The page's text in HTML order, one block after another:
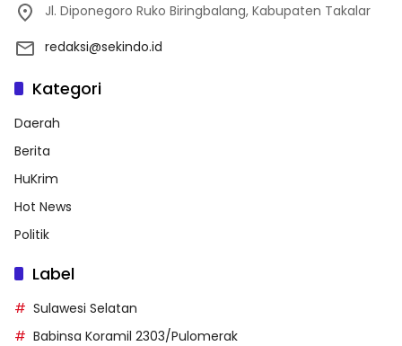
Jl. Diponegoro Ruko Biringbalang, Kabupaten Takalar
redaksi@sekindo.id
Kategori
Daerah
Berita
HuKrim
Hot News
Politik
Label
Sulawesi Selatan
Babinsa Koramil 2303/Pulomerak